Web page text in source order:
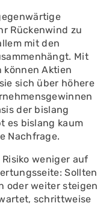
Rückenwind zu
mit den
Mit
können Aktien
sich über höhere
der bislang
es bislang kaum
Nachfrage.
weniger auf
Sollten
oder weiter steigen
schrittweise